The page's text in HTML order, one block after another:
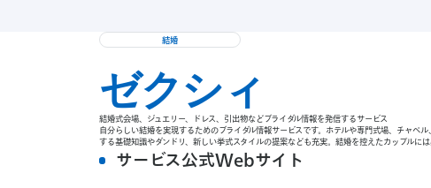
結婚
ゼクシィ
結婚式会場、ジュエリー、ドレス、引出物などブライダル情報を発信するサービス
自分らしい結婚を実現するためのブライダル情報サービスです。ホテルや専門式場、チャ
する基礎知識やダンドリ、新しい挙式スタイルの提案なども充実。結婚を控えたカップルには
サービス公式Webサイト